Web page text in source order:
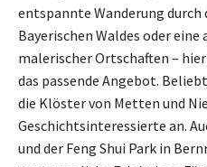
entspannte Wanderung durch
Bayerischen Waldes oder
malerischer Ortschaften –
das passende Angebot.
die Klöster von Metten und
Geschichtsinteressierte an.
und der Feng Shui Park in